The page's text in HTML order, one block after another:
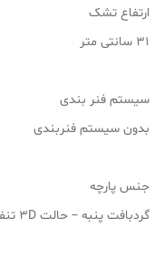
ارتفاع تشک
31 سانتی متر
سیستم فنر بندی
بدون سیستم فنربندی
جنس پارچه
گردبافت پنبه – حالت 3D تنفسی